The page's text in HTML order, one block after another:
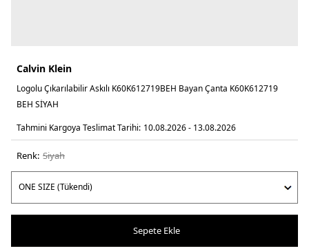
Calvin Klein
Logolu Çıkarılabilir Askılı K60K612719BEH Bayan Çanta K60K612719
BEH SİYAH
Tahmini Kargoya Teslimat Tarihi: 10.08.2026 - 13.08.2026
Renk: si̇yah
Sepete Ekle